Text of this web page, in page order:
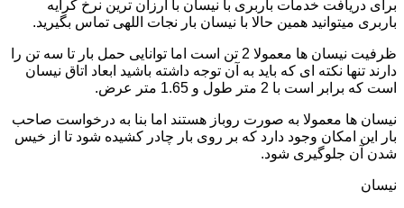
برای دریافت خدمات باربری با نیسان با ارزان ترین نرخ کرایه
باربری میتوانید همین حالا با نیسان بار نجات اللهی تماس بگیرید.
ظرفیت نیسان ها معمولا 2 تن است اما توانایی حمل بار تا سه تن را
دارند تنها نکته ای که باید به آن توجه داشته باشید ابعاد اتاق نیسان
است که برابر است با 2 متر طول و 1.65 متر عرض.
نیسان ها معمولا به صورت روباز هستند اما بنا به درخواست صاحب
بار این امکان وجود دارد که بر روی بار چادر کشیده شود تا از خیس
شدن آن جلوگیری شود.
نیسان